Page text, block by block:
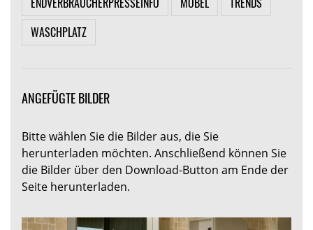
WASCHPLATZ
ANGEFÜGTE BILDER
Bitte wählen Sie die Bilder aus, die Sie
herunterladen möchten. Anschließend können Sie
die Bilder über den Download-Button am Ende der
Seite herunterladen.